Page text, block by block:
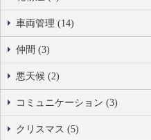
車両管理 (14)
仲間 (3)
悪天候 (2)
コミュニケーション (3)
クリスマス (5)